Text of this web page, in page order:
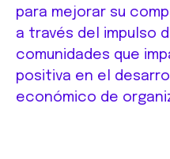
para mejorar su
a través del impulso
comunidades que
positiva en el
económico de